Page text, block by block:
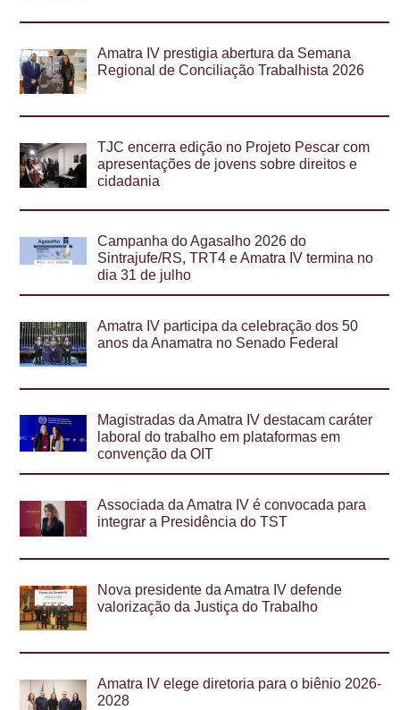
Amatra IV prestigia abertura da Semana
Regional de Conciliação Trabalhista 2026
TJC encerra edição no Projeto Pescar com
apresentações de jovens sobre direitos e
cidadania
Campanha do Agasalho 2026 do
Sintrajufe/RS, TRT4 e Amatra IV termina no
dia 31 de julho
Amatra IV participa da celebração dos 50
anos da Anamatra no Senado Federal
Magistradas da Amatra IV destacam caráter
laboral do trabalho em plataformas em
convenção da OIT
Associada da Amatra IV é convocada para
integrar a Presidência do TST
Nova presidente da Amatra IV defende
valorização da Justiça do Trabalho
Amatra IV elege diretoria para o biênio 2026-
2028